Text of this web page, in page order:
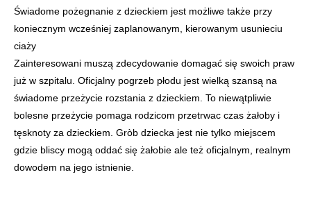
Świadome pożegnanie z dzieckiem jest możliwe także przy
koniecznym wcześniej zaplanowanym, kierowanym usunieciu
ciaży
Zainteresowani muszą zdecydowanie domagać się swoich praw
już w szpitalu. Oficjalny pogrzeb płodu jest wielką szansą na
świadome przeżycie rozstania z dzieckiem. To niewątpliwie
bolesne przeżycie pomaga rodzicom przetrwac czas żałoby i
tęsknoty za dzieckiem. Gròb dziecka jest nie tylko miejscem
gdzie bliscy mogą oddać się żałobie ale też oficjalnym, realnym
dowodem na jego istnienie.